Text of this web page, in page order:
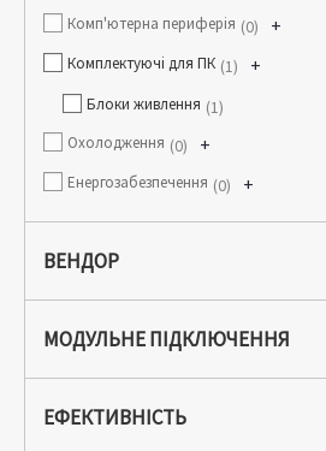
Комп'ютерна периферія +
0
Комплектуючі для ПК +
1
Блоки живлення 1
Охолодження +
0
Енергозабезпечення +
0
ВЕНДОР
МОДУЛЬНЕ ПІДКЛЮЧЕННЯ
ЕФЕКТИВНІСТЬ